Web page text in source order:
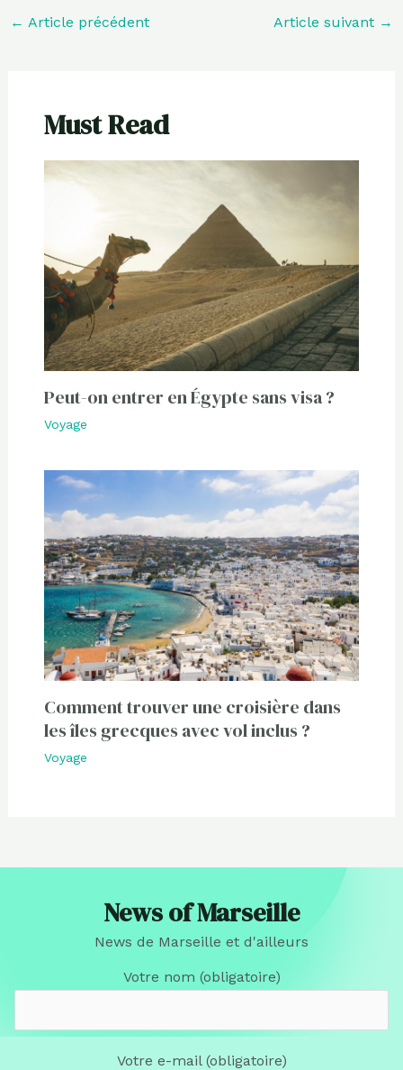
← Article précédent Article suivant →
Must Read
Peut-on entrer en Égypte sans visa ?
Voyage
Comment trouver une croisière dans
les îles grecques avec vol inclus ?
Voyage
News of Marseille
News de Marseille et d'ailleurs
Votre nom (obligatoire)
Votre e-mail (obligatoire)